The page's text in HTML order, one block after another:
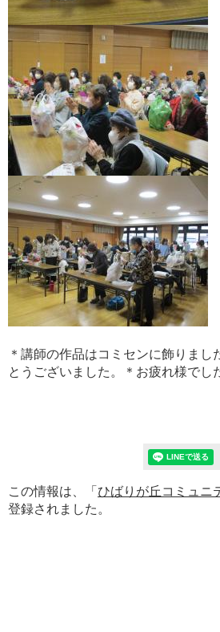
＊講師の作品はコミセンに飾りまし
とうございました。＊お疲れ様でし
この情報は、「 ひばりが丘コミュニ
登録されました。